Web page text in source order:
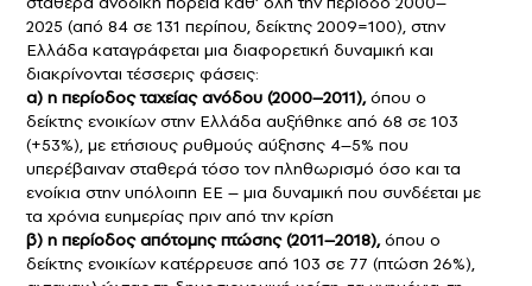
2025 (από 84 σε 131 περίπου, δείκτης 2009=100), στην
Ελλάδα καταγράφεται μια διαφορετική δυναμική και
διακρίνονται τέσσερις φάσεις:
α) η περίοδος ταχείας ανόδου (2000–2011),όπου ο
δείκτης ενοικίων στην Ελλάδα αυξήθηκε από 68 σε 103
(+53%), με ετήσιους ρυθμούς αύξησης 4–5% που
υπερέβαιναν σταθερά τόσο τον πληθωρισμό όσο και τα
ενοίκια στην υπόλοιπη ΕΕ – μια δυναμική που συνδέεται με
τα χρόνια ευημερίας πριν από την κρίση
β) η περίοδος απότομης πτώσης (2011–2018),όπου ο
δείκτης ενοικίων κατέρρευσε από 103 σε 77 (πτώση 26%),